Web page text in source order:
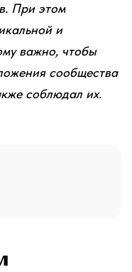
При этом
и
важно, чтобы
сообщества
соблюдал их.